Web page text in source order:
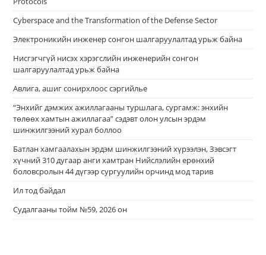
Cyberspace and the Transformation of the Defense Sector
Электроникийн инженер сонгон шалгаруулалтад урьж байна
Нисгэгчгүй нисэх хэрэгслийн инженерийн сонгон
шалгаруулалтад урьж байна
Авлига, ашиг сонирхлоос сэргийлье
“Энхийг дэмжих ажиллагааны туршлага, сургамж: энхийн
төлөөх хамтын ажиллагаа” сэдэвт олон улсын эрдэм
шинжилгээний хурал боллоо
Батлан хамгаалахын эрдэм шинжилгээний хүрээлэн, Зэвсэгт
хүчний 310 дугаар анги хамтран Нийслэлийн ерөнхий
боловсролын 44 дүгээр сургуулийн орчинд мод тарив
Ил тод байдал
Судалгааны тойм №59, 2026 он